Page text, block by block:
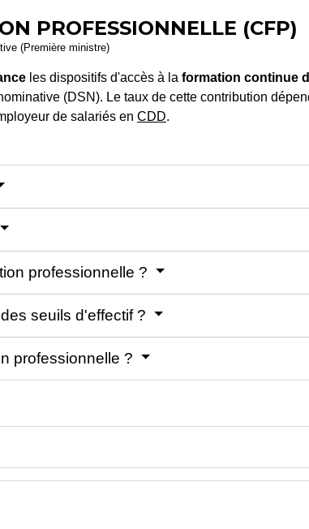
PROFESSIONNELLE (CFP)
(Première ministre)
les dispositifs d'accès à la formation continue
(DSN). Le taux de cette contribution
de salariés en CDD.
professionnelle ?
seuils d'effectif ?
professionnelle ?